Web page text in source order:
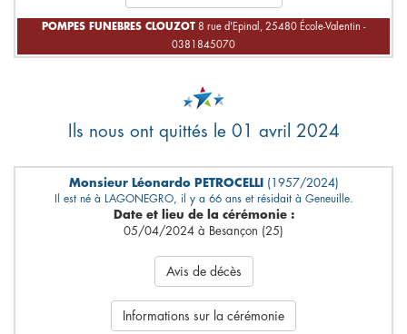
POMPES FUNEBRES CLOUZOT 8 rue d'Epinal, 25480 École-Valentin -
0381845070
Ils nous ont quittés le 01 avril 2024
Monsieur Léonardo PETROCELLI (1957/2024)
Il est né à LAGONEGRO, il y a 66 ans et résidait à Geneuille.
Date et lieu de la cérémonie :
05/04/2024 à Besançon (25)
Avis de décès
Informations sur la cérémonie